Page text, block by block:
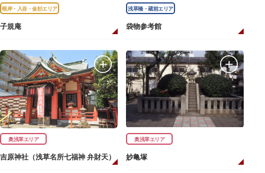
根岸・入谷・金杉エリア
子規庵
浅草橋・蔵前エリア
袋物参考館
奥浅草エリア
吉原神社（浅草名所七福神 弁財天）
奥浅草エリア
妙亀塚